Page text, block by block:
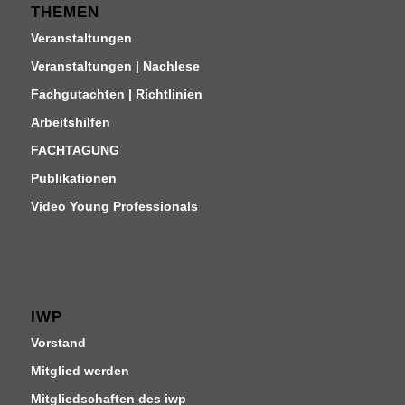
THEMEN
Veranstaltungen
Veranstaltungen | Nachlese
Fachgutachten | Richtlinien
Arbeitshilfen
FACHTAGUNG
Publikationen
Video Young Professionals
IWP
Vorstand
Mitglied werden
Mitgliedschaften des iwp